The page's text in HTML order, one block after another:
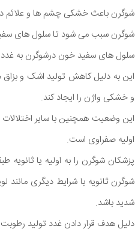
شوگرن باعث خشکی چشم ها و علائم
شوگرن سبب می شود تا سلول های
سلول های سفید خون درشوگرن به غدد
این به دلیل کاهش تولید اشک و
و خشکی واژن را ایجاد کند.
این وضعیت همچنین با سایر
اولیه صفراوی است.
پزشکان شوگرن را به اولیه یا
شوگرن ثانویه با شرایط دیگری مانند
شدید باشد.
دلیل هدف قرار دادن غدد تولید